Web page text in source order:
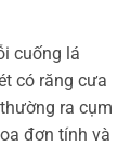
cuống lá
có răng cưa
ra cụm
đơn tính và